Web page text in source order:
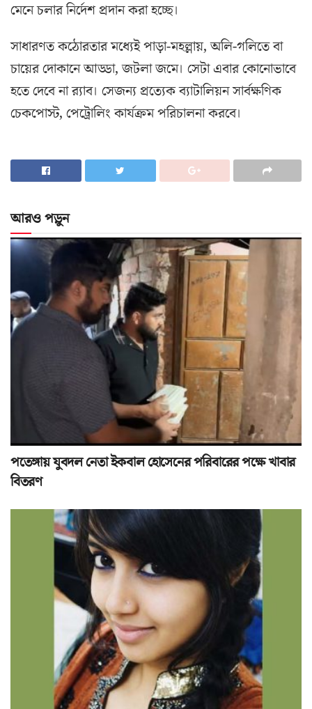
মেনে চলার নির্দেশ প্রদান করা হচ্ছে।
সাধারণত কঠোরতার মধ্যেই পাড়া-মহল্লায়, অলি-গলিতে বা
চায়ের দোকানে আড্ডা, জটলা জমে। সেটা এবার কোনোভাবে
হতে দেবে না র‍্যাব। সেজন্য প্রত্যেক ব্যাটালিয়ন সার্বক্ষণিক
চেকপোস্ট, পেট্রোলিং কার্যক্রম পরিচালনা করবে।
আরও পড়ুন
পতেঙ্গায় যুবদল নেতা ইকবাল হোসেনের পরিবারের পক্ষে খাবার
বিতরণ